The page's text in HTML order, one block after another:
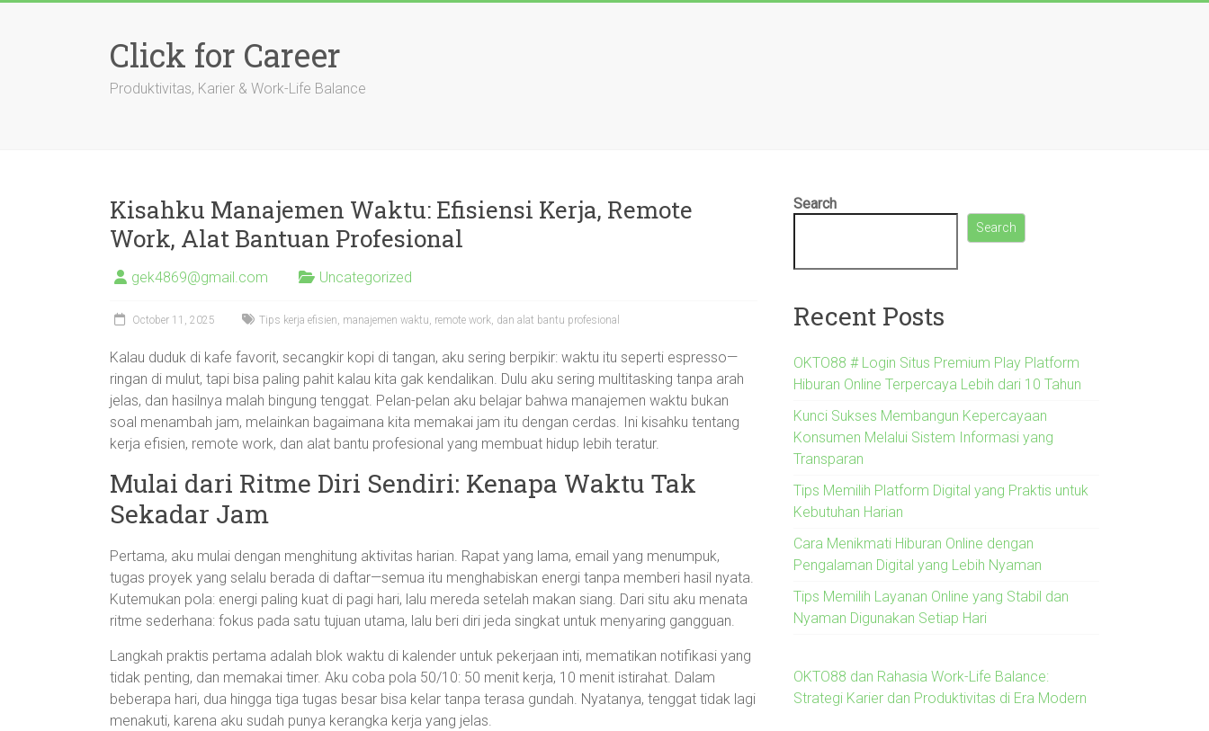
Click for Career
Produktivitas, Karier & Work-Life Balance
Kisahku Manajemen Waktu: Efisiensi Kerja, Remote
Work, Alat Bantuan Profesional
gek4869@gmail.com Uncategorized
October 11, 2025 Tips kerja efisien, manajemen waktu, remote work, dan alat bantu profesional
Kalau duduk di kafe favorit, secangkir kopi di tangan, aku sering berpikir: waktu itu seperti espresso—
ringan di mulut, tapi bisa paling pahit kalau kita gak kendalikan. Dulu aku sering multitasking tanpa arah
jelas, dan hasilnya malah bingung tenggat. Pelan-pelan aku belajar bahwa manajemen waktu bukan
soal menambah jam, melainkan bagaimana kita memakai jam itu dengan cerdas. Ini kisahku tentang
kerja efisien, remote work, dan alat bantu profesional yang membuat hidup lebih teratur.
Mulai dari Ritme Diri Sendiri: Kenapa Waktu Tak
Sekadar Jam
Pertama, aku mulai dengan menghitung aktivitas harian. Rapat yang lama, email yang menumpuk,
tugas proyek yang selalu berada di daftar—semua itu menghabiskan energi tanpa memberi hasil nyata.
Kutemukan pola: energi paling kuat di pagi hari, lalu mereda setelah makan siang. Dari situ aku menata
ritme sederhana: fokus pada satu tujuan utama, lalu beri diri jeda singkat untuk menyaring gangguan.
Langkah praktis pertama adalah blok waktu di kalender untuk pekerjaan inti, mematikan notifikasi yang
tidak penting, dan memakai timer. Aku coba pola 50/10: 50 menit kerja, 10 menit istirahat. Dalam
beberapa hari, dua hingga tiga tugas besar bisa kelar tanpa terasa gundah. Nyatanya, tenggat tidak lagi
menakuti, karena aku sudah punya kerangka kerja yang jelas.
Search
Search
Recent Posts
OKTO88 # Login Situs Premium Play Platform
Hiburan Online Terpercaya Lebih dari 10 Tahun
Kunci Sukses Membangun Kepercayaan
Konsumen Melalui Sistem Informasi yang
Transparan
Tips Memilih Platform Digital yang Praktis untuk
Kebutuhan Harian
Cara Menikmati Hiburan Online dengan
Pengalaman Digital yang Lebih Nyaman
Tips Memilih Layanan Online yang Stabil dan
Nyaman Digunakan Setiap Hari
OKTO88 dan Rahasia Work-Life Balance:
Strategi Karier dan Produktivitas di Era Modern